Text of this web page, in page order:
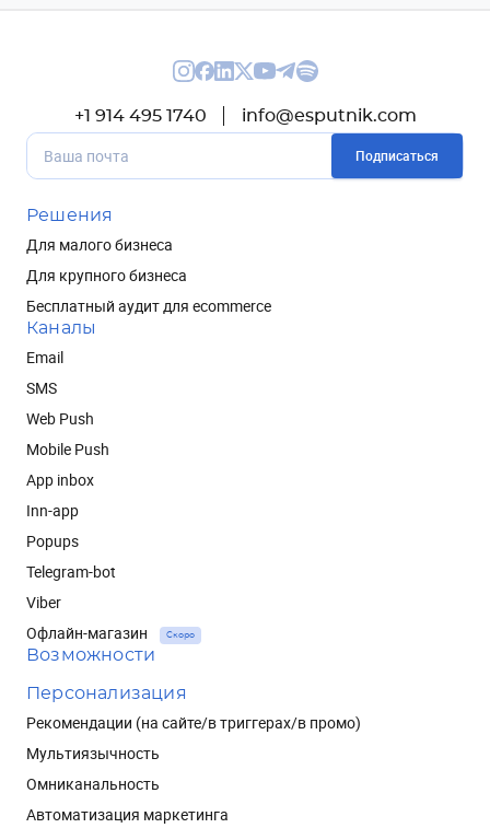
+1 914 495 1740 info@esputnik.com
Подписаться
Решения
Для малого бизнеса
Для крупного бизнеса
Бесплатный аудит для ecommerce
Каналы
Email
SMS
Web Push
Mobile Push
App inbox
Inn-app
Popups
Telegram-bot
Viber
Офлайн-магазин
Скоро
Возможности
Персонализация
Рекомендации (на сайте/в триггерах/в промо)
Мультиязычность
Омниканальность
Автоматизация маркетинга